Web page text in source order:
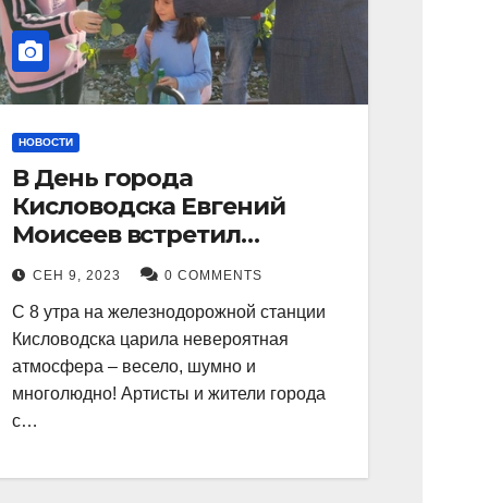
НОВОСТИ
В День города
Кисловодска Евгений
Моисеев встретил
прибывший поезд с
туристами.
СЕН 9, 2023 0 COMMENTS
С 8 утра на железнодорожной станции
Кисловодска царила невероятная
атмосфера – весело, шумно и
многолюдно! Артисты и жители города
с…